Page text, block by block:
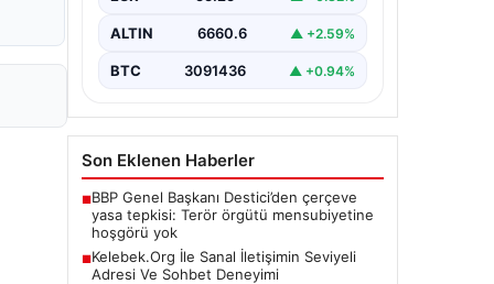
ALTIN 6660.6 ▲ +2.59%
BTC 3091436 ▲ +0.94%
Son Eklenen Haberler
■BBP Genel Başkanı Destici’den çerçeve
yasa tepkisi: Terör örgütü mensubiyetine
hoşgörü yok
■Kelebek.Org İle Sanal İletişimin Seviyeli
Adresi Ve Sohbet Deneyimi